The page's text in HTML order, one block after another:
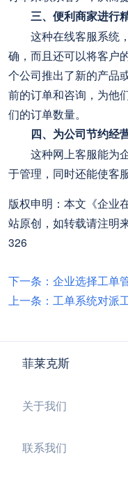
三、便利商家进行
这种在线客服系统，
确，而且还可以将客户
个公司推出了新的产品
前的订单和咨询，为他
们的订单数量。
四、为公司节约经
这种网上客服能为企
于管理，同时还能使客
版权申明：本文《企业
站原创，如转载请注明
326
下一条：企业选择工单
上一条：工单系统对派
菲莱克斯
关于我们
联系我们